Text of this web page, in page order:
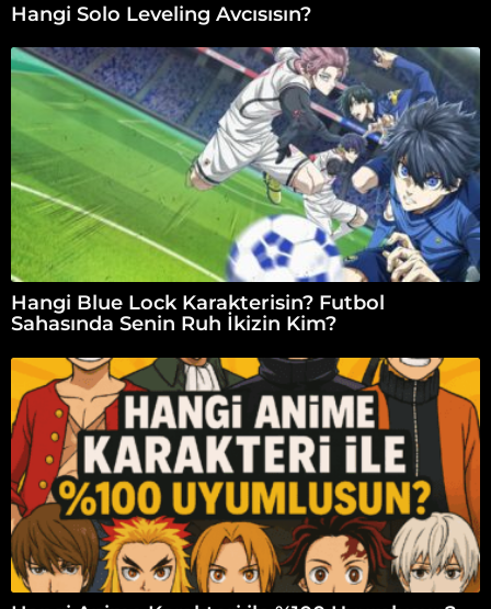
Hangi Solo Leveling Avcısısın?
Hangi Blue Lock Karakterisin? Futbol
Sahasında Senin Ruh İkizin Kim?